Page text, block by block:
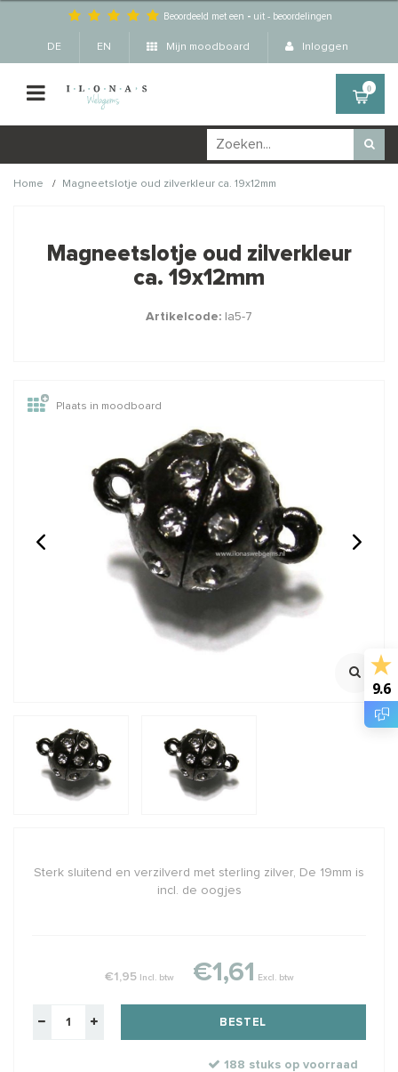
Beoordeeld met een - uit -beoordelingen
DE EN Mijn moodboard Inloggen
0
Home / Magneetslotje oud zilverkleur ca. 19x12mm
producten ook interessant
GARNET: Griffin zijde
French wire /
Bouillondraad / Kleur:
wit zilver ca. 1mm
Ca. 1mm
Lengte ca. 35cm
Klik voor staffelkorting
Incl. btw
€2,02 Excl. btw
Magneetslotje oud zilverkleur
ca. 19x12mm
Artikelcode: la5-7
Plaats in moodboard
Sterk sluitend en verzilverd met sterling zilver, De 19mm is
incl. de oogjes
€1,95 Incl. btw €1,61 Excl. btw
BESTEL
188 stuks op voorraad
9.6